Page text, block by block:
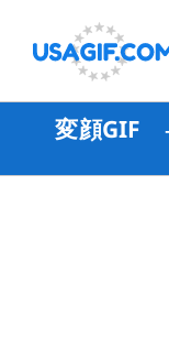
変顔GIF